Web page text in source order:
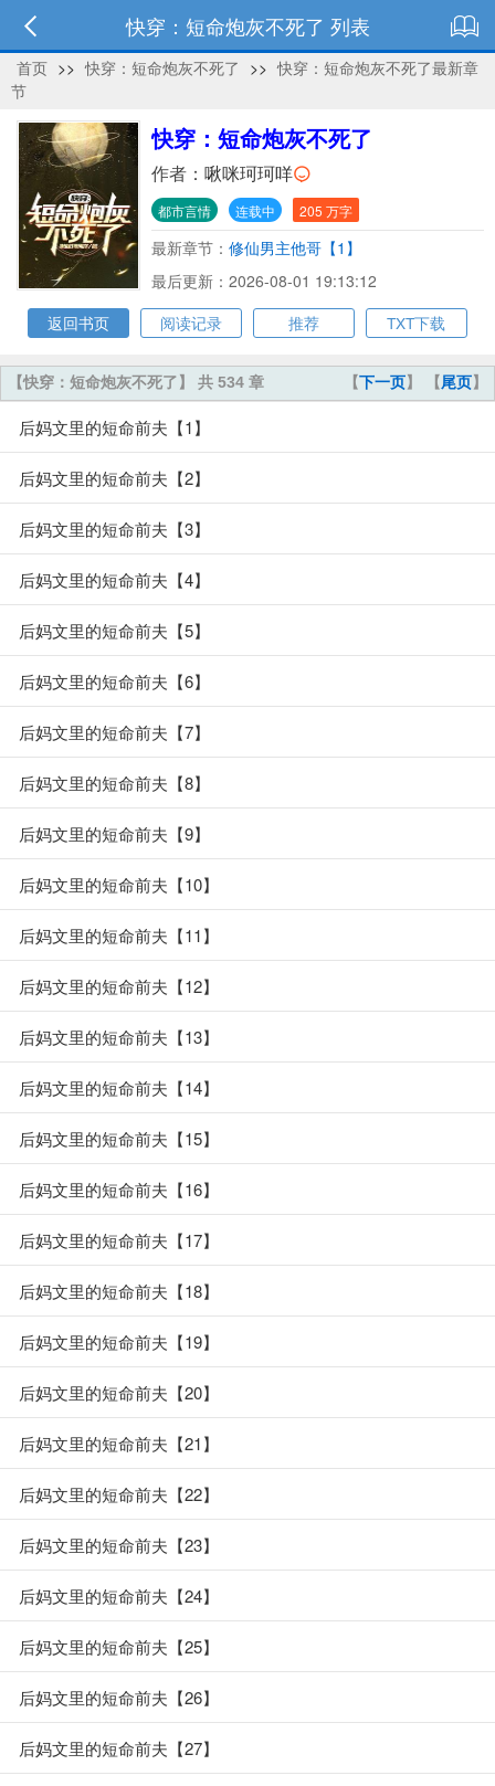
快穿：短命炮灰不死了 列表
首页 >> 快穿：短命炮灰不死了 >> 快穿：短命炮灰不死了最新章
节
快穿：短命炮灰不死了
作者： 啾咪珂珂咩
都市言情 连载中 205 万字
最新章节： 修仙男主他哥【1】
最后更新：2026-08-01 19:13:12
返回书页
阅读记录 推荐 TXT下载
【下一页】 【尾页】
【快穿：短命炮灰不死了】 共 534 章
后妈文里的短命前夫【1】
后妈文里的短命前夫【2】
后妈文里的短命前夫【3】
后妈文里的短命前夫【4】
后妈文里的短命前夫【5】
后妈文里的短命前夫【6】
后妈文里的短命前夫【7】
后妈文里的短命前夫【8】
后妈文里的短命前夫【9】
后妈文里的短命前夫【10】
后妈文里的短命前夫【11】
后妈文里的短命前夫【12】
后妈文里的短命前夫【13】
后妈文里的短命前夫【14】
后妈文里的短命前夫【15】
后妈文里的短命前夫【16】
后妈文里的短命前夫【17】
后妈文里的短命前夫【18】
后妈文里的短命前夫【19】
后妈文里的短命前夫【20】
后妈文里的短命前夫【21】
后妈文里的短命前夫【22】
后妈文里的短命前夫【23】
后妈文里的短命前夫【24】
后妈文里的短命前夫【25】
后妈文里的短命前夫【26】
后妈文里的短命前夫【27】